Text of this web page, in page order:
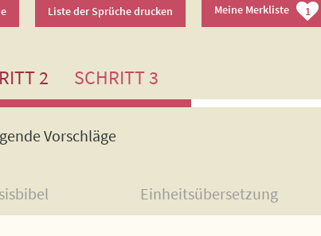
Liste der Sprüche drucken Meine Merkliste 1
2 SCHRITT 3
Vorschläge
Einheitsübersetzung